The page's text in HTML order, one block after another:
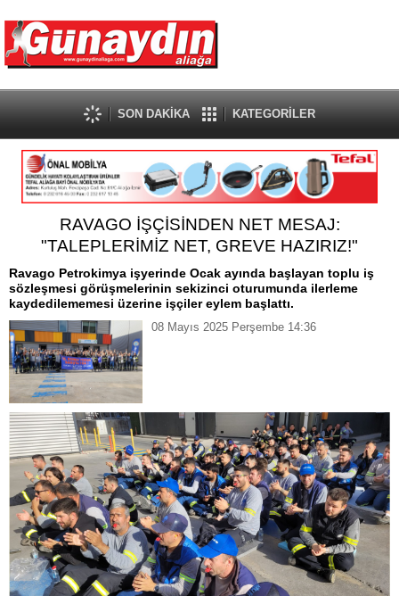
SON DAKİKA KATEGORİLER
RAVAGO İŞÇİSİNDEN NET MESAJ:
"TALEPLERİMİZ NET, GREVE HAZIRIZ!"
Ravago Petrokimya işyerinde Ocak ayında başlayan toplu iş
sözleşmesi görüşmelerinin sekizinci oturumunda ilerleme
kaydedilememesi üzerine işçiler eylem başlattı.
08 Mayıs 2025 Perşembe 14:36